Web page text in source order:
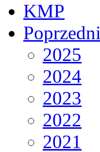
KMP
2025
2024
2023
2022
2021